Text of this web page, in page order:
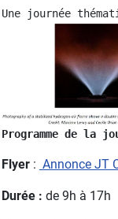
Une journée
Programme de la
Flyer : Annonce JT
Durée : de 9h à 17h